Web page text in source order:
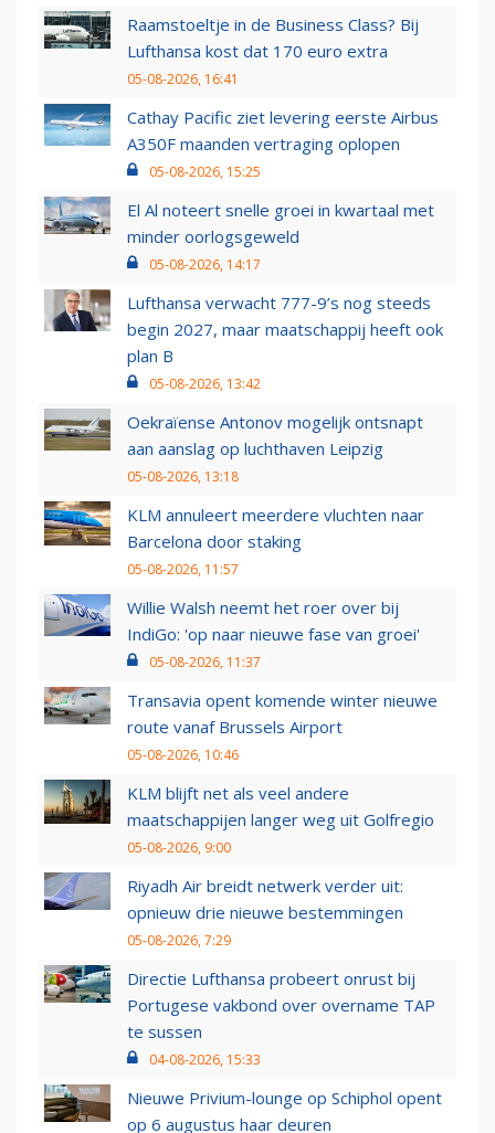
Raamstoeltje in de Business Class? Bij
Lufthansa kost dat 170 euro extra
05-08-2026, 16:41
Cathay Pacific ziet levering eerste Airbus
A350F maanden vertraging oplopen
05-08-2026, 15:25
El Al noteert snelle groei in kwartaal met
minder oorlogsgeweld
05-08-2026, 14:17
Lufthansa verwacht 777-9’s nog steeds
begin 2027, maar maatschappij heeft ook
plan B
05-08-2026, 13:42
Oekraïense Antonov mogelijk ontsnapt
aan aanslag op luchthaven Leipzig
05-08-2026, 13:18
KLM annuleert meerdere vluchten naar
Barcelona door staking
05-08-2026, 11:57
Willie Walsh neemt het roer over bij
IndiGo: 'op naar nieuwe fase van groei'
05-08-2026, 11:37
Transavia opent komende winter nieuwe
route vanaf Brussels Airport
05-08-2026, 10:46
KLM blijft net als veel andere
maatschappijen langer weg uit Golfregio
05-08-2026, 9:00
Riyadh Air breidt netwerk verder uit:
opnieuw drie nieuwe bestemmingen
05-08-2026, 7:29
Directie Lufthansa probeert onrust bij
Portugese vakbond over overname TAP
te sussen
04-08-2026, 15:33
Nieuwe Privium-lounge op Schiphol opent
op 6 augustus haar deuren